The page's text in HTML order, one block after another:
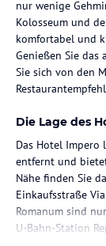
nur wenige
Kolosseum und
komfortabel und
Genießen Sie das
Sie sich von den
Die Lage des
Das Hotel Impero
entfernt und
Nähe finden Sie
Einkaufsstraße
Romanum sind
U-Bahn-Station